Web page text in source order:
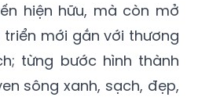
hiện hữu, mà còn mở
mới gắn với thương
từng bước hình thành
sông xanh, sạch, đẹp,